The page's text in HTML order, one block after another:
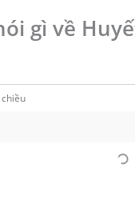
gì về